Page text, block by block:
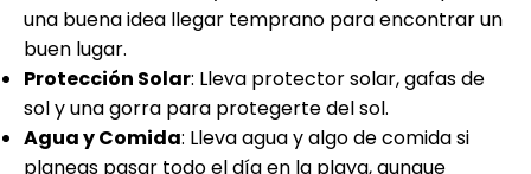
una buena idea llegar temprano para encontrar un
buen lugar.
Protección Solar: Lleva protector solar, gafas de
sol y una gorra para protegerte del sol.
Agua y Comida: Lleva agua y algo de comida si
planeas pasar todo el día en la playa, aunque